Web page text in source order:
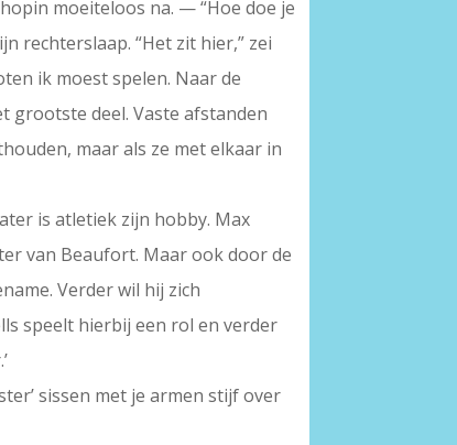
moeiteloos na. — “Hoe doe je
rechterslaap. “Het zit hier,” zei
ik moest spelen. Naar de
grootste deel. Vaste afstanden
maar als ze met elkaar in
is atletiek zijn hobby. Max
van Beaufort. Maar ook door de
Verder wil hij zich
speelt hierbij een rol en verder
sissen met je armen stijf over